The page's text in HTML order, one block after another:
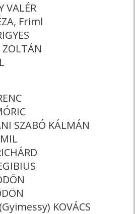
VALÉR
Friml
ZOLTÁN
SZABÓ KÁLMÁN
KOVÁCS